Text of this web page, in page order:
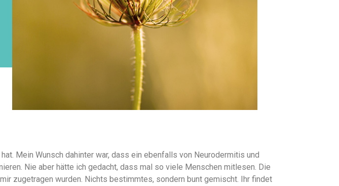
Mein Wunsch dahinter war, dass ein ebenfalls von Neurodermitis und
Nie aber hätte ich gedacht, dass mal so viele Menschen mitlesen. Die
zugetragen wurden. Nichts bestimmtes, sondern bunt gemischt. Ihr findet